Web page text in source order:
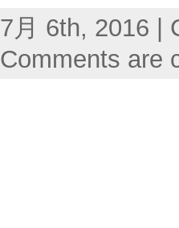
7月 6th, 2016 |
Comments are